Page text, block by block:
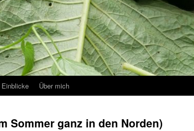
Einblicke Über mich
Sommer ganz in den Norden)